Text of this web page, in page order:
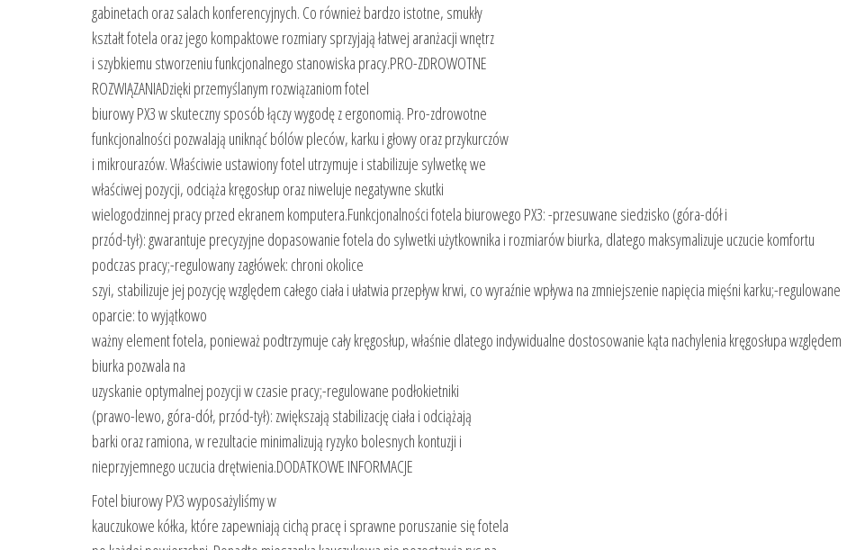
gabinetach oraz salach konferencyjnych. Co również bardzo istotne, smukły
kształt fotela oraz jego kompaktowe rozmiary sprzyjają łatwej aranżacji wnętrz
i szybkiemu stworzeniu funkcjonalnego stanowiska pracy.PRO-ZDROWOTNE
ROZWIĄZANIADzięki przemyślanym rozwiązaniom fotel
biurowy PX3 w skuteczny sposób łączy wygodę z ergonomią. Pro-zdrowotne
funkcjonalności pozwalają uniknąć bólów pleców, karku i głowy oraz przykurczów
i mikrourazów. Właściwie ustawiony fotel utrzymuje i stabilizuje sylwetkę we
właściwej pozycji, odciąża kręgosłup oraz niweluje negatywne skutki
wielogodzinnej pracy przed ekranem komputera.Funkcjonalności fotela biurowego PX3: -przesuwane siedzisko (góra-dół i
przód-tył): gwarantuje precyzyjne dopasowanie fotela do sylwetki użytkownika i rozmiarów biurka, dlatego maksymalizuje uczucie komfortu
podczas pracy;-regulowany zagłówek: chroni okolice
szyi, stabilizuje jej pozycję względem całego ciała i ułatwia przepływ krwi, co wyraźnie wpływa na zmniejszenie napięcia mięśni karku;-regulowane
oparcie: to wyjątkowo
ważny element fotela, ponieważ podtrzymuje cały kręgosłup, właśnie dlatego indywidualne dostosowanie kąta nachylenia kręgosłupa względem
biurka pozwala na
uzyskanie optymalnej pozycji w czasie pracy;-regulowane podłokietniki
(prawo-lewo, góra-dół, przód-tył): zwiększają stabilizację ciała i odciążają
barki oraz ramiona, w rezultacie minimalizują ryzyko bolesnych kontuzji i
nieprzyjemnego uczucia drętwienia.DODATKOWE INFORMACJE
Fotel biurowy PX3 wyposażyliśmy w
kauczukowe kółka, które zapewniają cichą pracę i sprawne poruszanie się fotela